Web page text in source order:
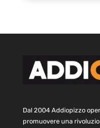
Dal 2004 Addiopizzo
promuovere una